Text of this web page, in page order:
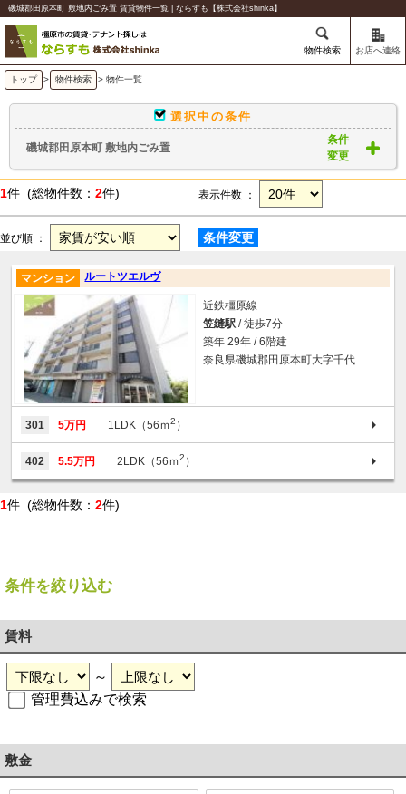
磯城郡田原本町 敷地内ごみ置 賃貸物件一覧 | ならすも【株式会社shinka】
物件検索 お店へ連絡
トップ > 物件検索 > 物件一覧
選択中の条件
磯城郡田原本町 敷地内ごみ置
条件
変更
1件 (総物件数： 2件) 表示件数 ：
並び順 ： 条件変更
ルートツエルヴ
マンション
近鉄橿原線
笠縫駅 / 徒歩7分
築年 29年 / 6階建
奈良県磯城郡田原本町大字千代
301 5万円 1LDK（56ｍ2 ）
402 5.5万円 2LDK（56ｍ2 ）
1件 (総物件数： 2件)
条件を絞り込む
賃料
～
管理費込みで検索
敷金